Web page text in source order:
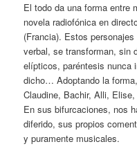
El todo da una forma entre
novela radiofónica en
(Francia). Estos
verbal, se transforman, sin
elípticos, paréntesis nunca
dicho… Adoptando la
Claudine, Bachir, Alli,
En sus bifurcaciones, nos
diferido, sus propios
y puramente musicales.